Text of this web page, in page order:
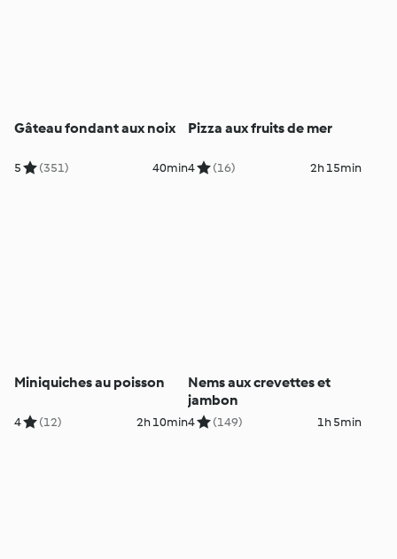
Gâteau fondant aux noix
5 (351) 40min
Pizza aux fruits de mer
4 (16) 2h 15min
Miniquiches au poisson
4 (12) 2h 10min
Nems aux crevettes et
jambon
4 (149) 1h 5min